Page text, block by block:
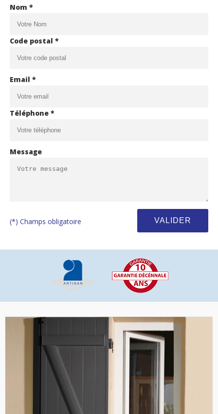
Nom *
Code postal *
Email *
Téléphone *
Message
(*) Champs obligatoire